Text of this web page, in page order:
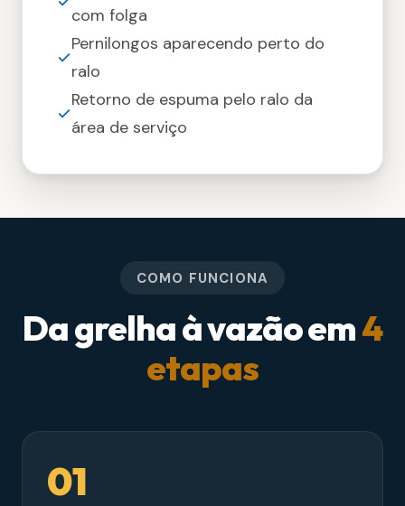
com folga
Pernilongos aparecendo perto do
ralo
Retorno de espuma pelo ralo da
área de serviço
COMO FUNCIONA
Da grelha à vazão em4
etapas
01